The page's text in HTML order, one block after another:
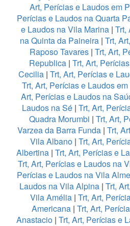
Art, Perícias e Laudos em
Perícias e Laudos na Quarta
e Laudos na Vila Marina| Trt,
na Quinta da Paineira| Trt,
Raposo Tavares | Trt, Art,
Republica| Trt, Art,
Cecilia | Trt, Art, Perícias e
Trt, Art, Perícias e Laudos
Art, Perícias e Laudos na
Laudos na Sé | Trt, Art,
Quadra Morumbi | Trt, Art,
Varzea da Barra Funda | Trt,
Vila Albano| Trt, Art,
Albertina | Trt, Art, Perícias e
Trt, Art, Perícias e Laudos na
Perícias e Laudos na Vila
Laudos na Vila Alpina | Trt,
Vila Amélia | Trt, Art,
Americana| Trt, Art,
Anastacio | Trt, Art, Perícias e